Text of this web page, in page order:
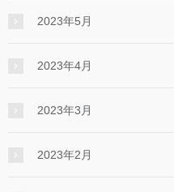
2023年5月
2023年4月
2023年3月
2023年2月